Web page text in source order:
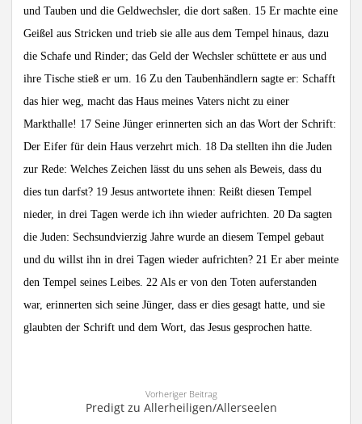
und Tauben und die Geldwechsler, die dort saßen. 15 Er machte eine
Geißel aus Stricken und trieb sie alle aus dem Tempel hinaus, dazu
die Schafe und Rinder; das Geld der Wechsler schüttete er aus und
ihre Tische stieß er um. 16 Zu den Taubenhändlern sagte er: Schafft
das hier weg, macht das Haus meines Vaters nicht zu einer
Markthalle! 17 Seine Jünger erinnerten sich an das Wort der Schrift:
Der Eifer für dein Haus verzehrt mich. 18 Da stellten ihn die Juden
zur Rede: Welches Zeichen lässt du uns sehen als Beweis, dass du
dies tun darfst? 19 Jesus antwortete ihnen: Reißt diesen Tempel
nieder, in drei Tagen werde ich ihn wieder aufrichten. 20 Da sagten
die Juden: Sechsundvierzig Jahre wurde an diesem Tempel gebaut
und du willst ihn in drei Tagen wieder aufrichten? 21 Er aber meinte
den Tempel seines Leibes. 22 Als er von den Toten auferstanden
war, erinnerten sich seine Jünger, dass er dies gesagt hatte, und sie
glaubten der Schrift und dem Wort, das Jesus gesprochen hatte.
Vorheriger Beitrag
Predigt zu Allerheiligen/Allerseelen